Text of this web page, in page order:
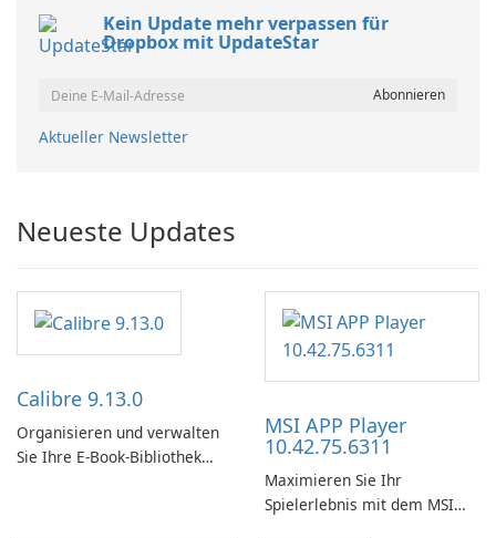
Kein Update mehr verpassen für
Dropbox mit UpdateStar
Aktueller Newsletter
Neueste Updates
Calibre 9.13.0
Organisieren und verwalten
Sie Ihre E-Book-Bibliothek
MSI APP Player
10.42.75.6311
Maximieren Sie Ihr
Spielerlebnis mit dem MSI